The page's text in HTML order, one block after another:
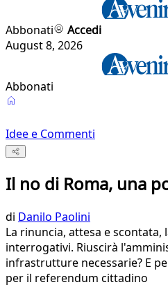
Abbonati
Accedi
August 8, 2026
Abbonati
Idee e Commenti
Il no di Roma, una
di Danilo Paolini
​​La rinuncia, attesa e scontata,
interrogativi. Riuscirà
infrastrutture necessarie? E
per il referendum cittadino